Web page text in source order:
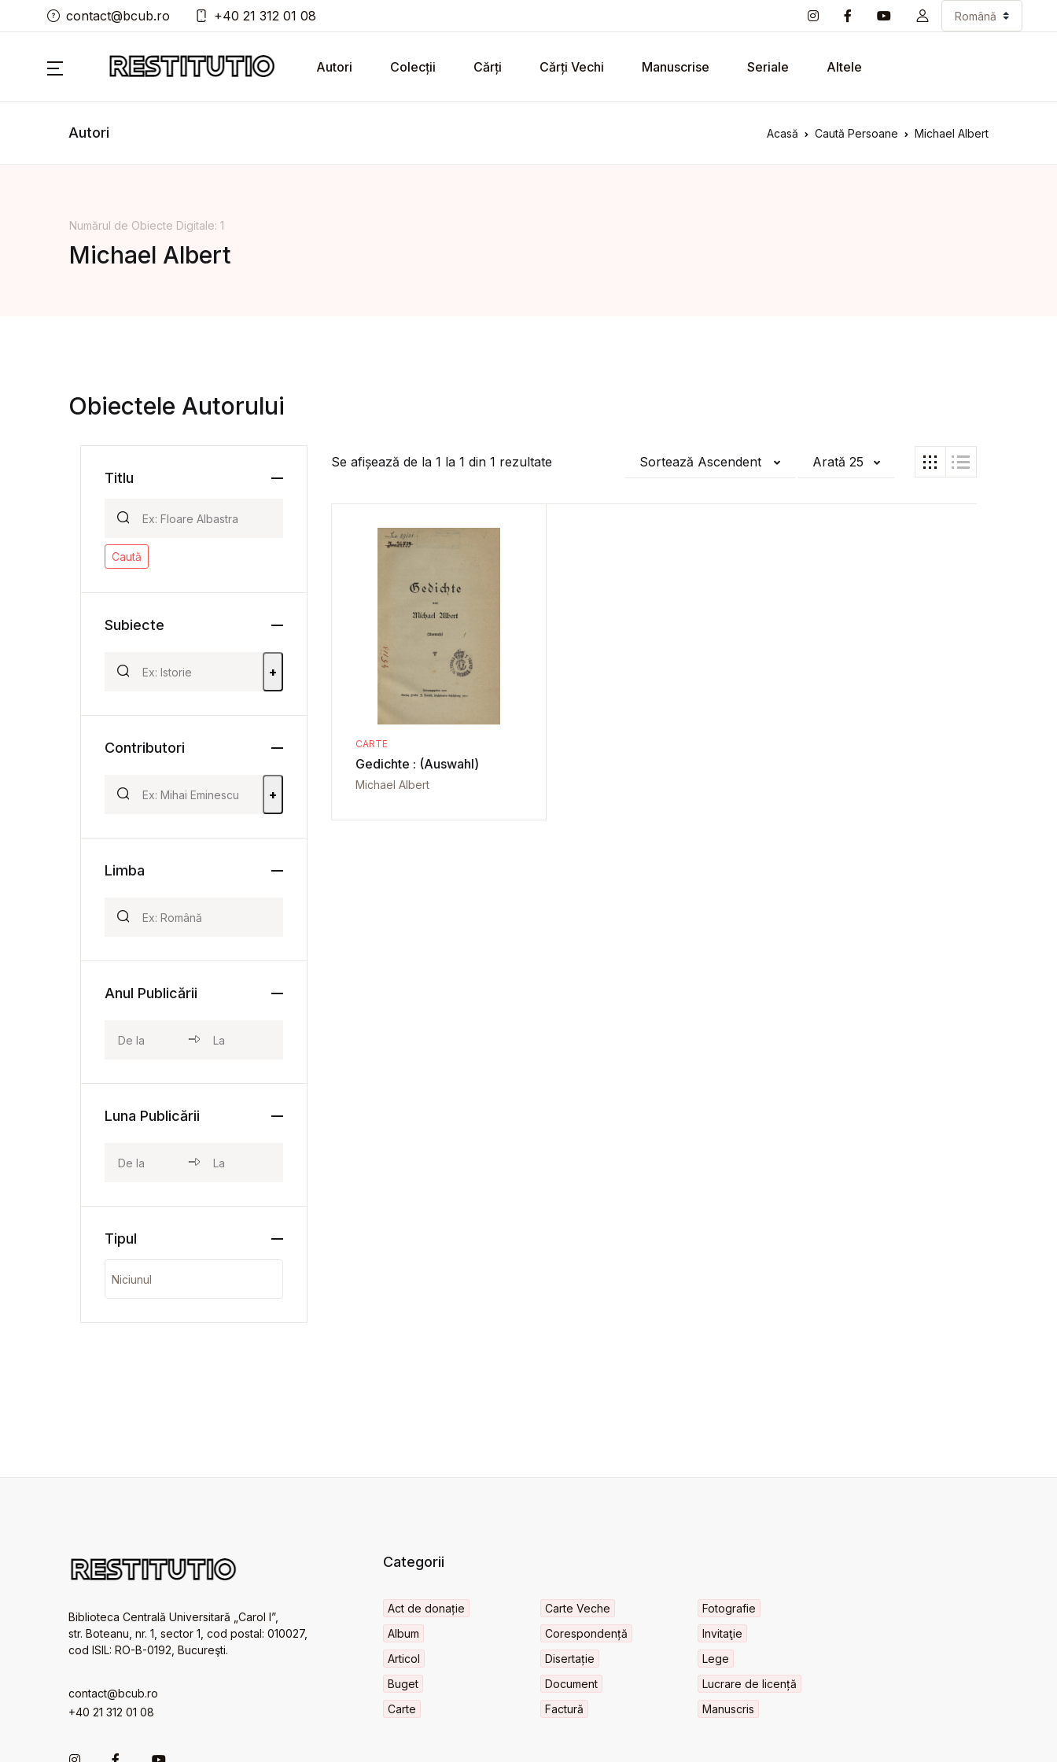
contact@bcub.ro +40 21 312 01 08
Autori Colecții Cărți Cărți Vechi Manuscrise Seriale Altele
Autori Acasă Caută Persoane Michael Albert
Numărul de Obiecte Digitale: 1
Michael Albert
Obiectele Autorului
Se afișează de la 1 la 1 din 1 rezultate Sortează Ascendent Arată 25
CARTE
Gedichte : (Auswahl)
Michael Albert
Titlu
Caută
Subiecte
+
Contributori
+
Limba
Anul Publicării
Luna Publicării
Tipul
Biblioteca Centrală Universitară „Carol I”,
str. Boteanu, nr. 1, sector 1, cod postal: 010027,
cod ISIL: RO-B-0192, Bucureşti.
contact@bcub.ro
+40 21 312 01 08
Categorii
Act de donație
Album
Articol
Buget
Carte
Carte Veche
Corespondență
Disertație
Document
Factură
Fotografie
Invitaţie
Lege
Lucrare de licență
Manuscris